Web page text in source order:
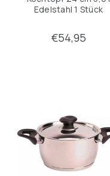
Edelstahl 1 Stück
€54,95